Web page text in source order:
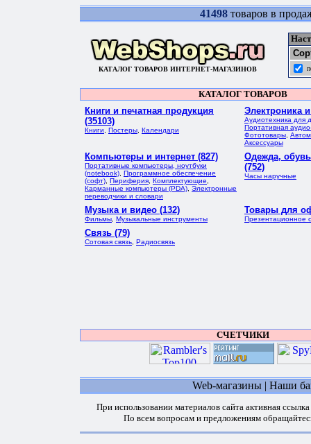
41498 товаров в
КАТАЛОГ ТОВАРОВ ИНТЕРНЕТ-МАГАЗИНОВ
КАТАЛОГ ТОВАРОВ
Книги и печатная продукция
(35103)
Книги Постеры Календари
Электроника
Аудиотехника для
Портативная
Фототовары
Аксессуары
Компьютеры и интернет (827)
Портативные компьютеры, ноутбуки
(notebook) Программное обеспечение
(софт) Периферия Комплектующие
Карманные компьютеры (PDA) Электронные
переводчики и словари
Одежда,
(752)
Часы наручные
Музыка и видео (132)
Фильмы Музыкальные инструменты
Товары для
Презентационное
Связь (79)
Сотовая связь Радиосвязь
СЧЕТЧИКИ
Web-магазины | Наши
При использовании материалов сайта активная
По всем вопросам и предложениям